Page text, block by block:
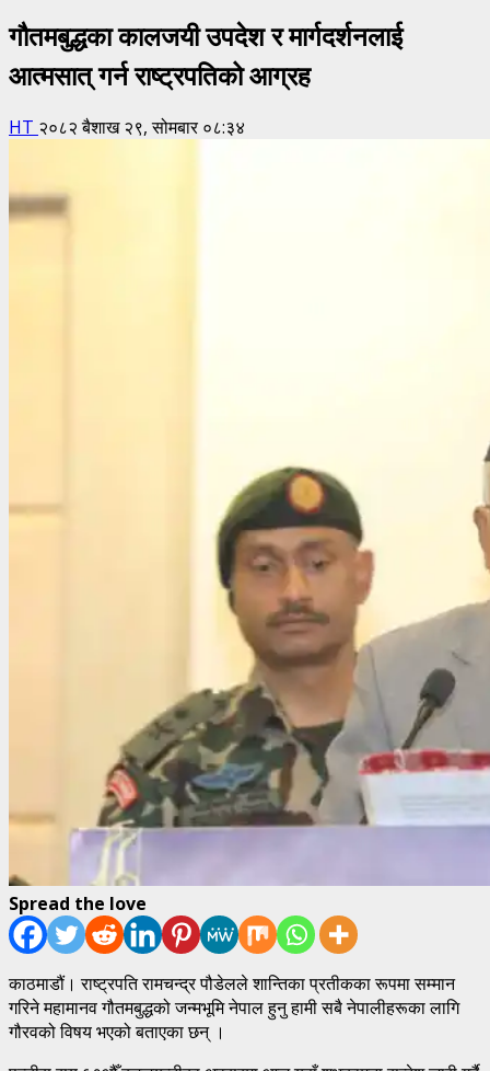
गौतमबुद्धका कालजयी उपदेश र मार्गदर्शनलाई
आत्मसात् गर्न राष्ट्रपतिको आग्रह
HT २०८२ बैशाख २९, सोमबार ०८:३४
Spread the love
काठमाडौं। राष्ट्रपति रामचन्द्र पौडेलले शान्तिका प्रतीकका रूपमा सम्मान
गरिने महामानव गौतमबुद्धको जन्मभूमि नेपाल हुनु हामी सबै नेपालीहरूका लागि
गौरवको विषय भएको बताएका छन् ।